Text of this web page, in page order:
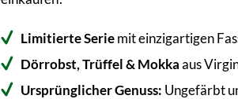
Limitierte Seriemit einzigartigen
Dörrobst, Trüffel & Mokkaaus
Ursprünglicher Genuss: Ungefärbt